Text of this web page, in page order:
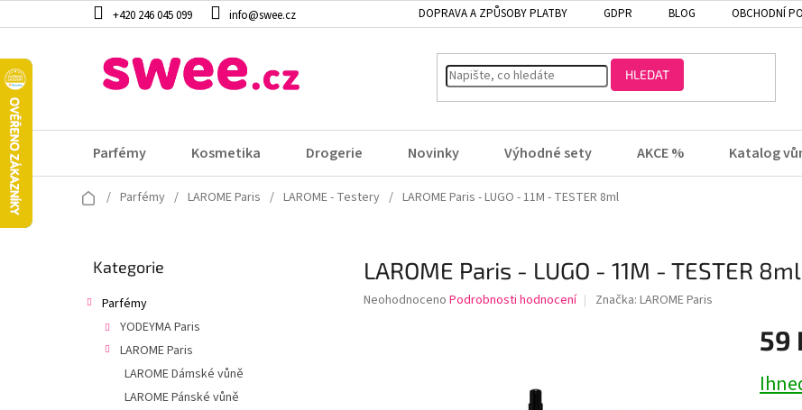
na
+420 246 045 099 info@swee.cz DOPRAVA A ZPŮSOBY PLATBY GDPR BLOG OBCHODNÍ
HLEDAT
Parfémy Kosmetika Drogerie Novinky Výhodné sety AKCE % Katalog
Domů
/ Parfémy / LAROME Paris / LAROME - Testery / LAROME Paris - LUGO - 11M - TESTER 8ml
Přeskočit
Kategorie
Parfémy
YODEYMA Paris
LAROME Paris
LAROME Dámské vůně
LAROME Pánské vůně
LAROME Paris - LUGO - 11M - TESTER 8ml
Průměrné
Neohodnoceno Podrobnosti hodnocení Značka: LAROME Paris
59